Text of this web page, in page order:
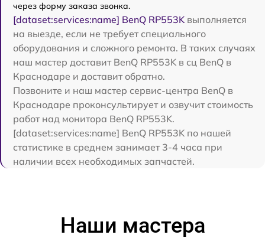
через форму заказа звонка.
[dataset:services:name] BenQ RP553Kвыполняется
на выезде, если не требует специального
оборудования и сложного ремонта. В таких случаях
наш мастер доставит BenQ RP553K в сц BenQ в
Краснодаре и доставит обратно.
Позвоните и наш мастер сервис-центра BenQ в
Краснодаре проконсультирует и озвучит стоимость
работ над монитора BenQ RP553K.
[dataset:services:name] BenQ RP553K по нашей
статистике в среднем занимает 3-4 часа при
наличии всех необходимых запчастей.
Наши мастера